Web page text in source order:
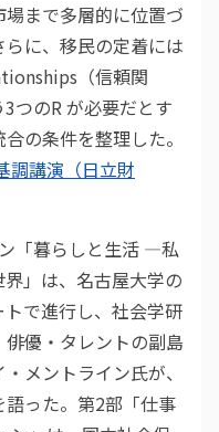
まで多層的に位置づ
に、移民の定着には
（信頼関
つのR が必要だとす
の条件を整理した。
調講演（日立財
「暮らしと生活 ―私
」は、名古屋大学の
で進行し、社会学研
優・タレントの副島
メントライン氏が、
った。第2部「仕事